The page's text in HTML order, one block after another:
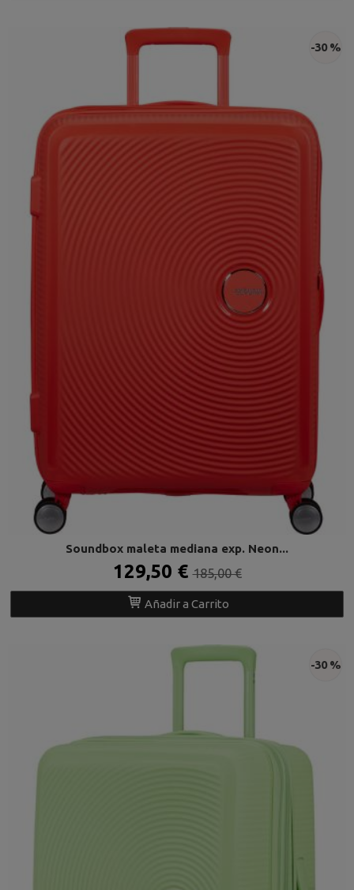
-30 %
Soundbox maleta mediana exp. Neon...
129,50 €185,00 €
Añadir a Carrito
-30 %